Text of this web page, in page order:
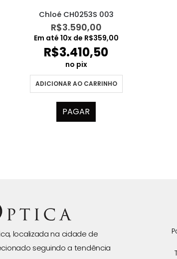
Chloé CH0253S 003
R$3.590,00
Em até 10x de R$359,00
R$3.410,50
no pix
ADICIONAR AO CARRINHO
PAGAR
localizada na cidade de
seguindo a tendência